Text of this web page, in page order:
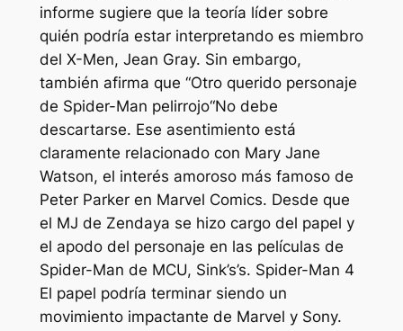
informe sugiere que la teoría líder sobre
quién podría estar interpretando es miembro
del X-Men, Jean Gray. Sin embargo,
también afirma que “Otro querido personaje
de Spider-Man pelirrojo“No debe
descartarse. Ese asentimiento está
claramente relacionado con Mary Jane
Watson, el interés amoroso más famoso de
Peter Parker en Marvel Comics. Desde que
el MJ de Zendaya se hizo cargo del papel y
el apodo del personaje en las películas de
Spider-Man de MCU, Sink’s’s. Spider-Man 4
El papel podría terminar siendo un
movimiento impactante de Marvel y Sony.